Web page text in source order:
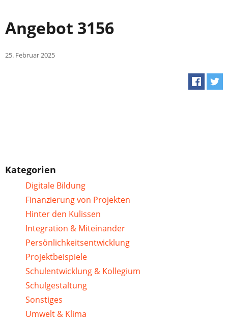
Angebot 3156
25. Februar 2025
Kategorien
Digitale Bildung
Finanzierung von Projekten
Hinter den Kulissen
Integration & Miteinander
Persönlichkeitsentwicklung
Projektbeispiele
Schulentwicklung & Kollegium
Schulgestaltung
Sonstiges
Umwelt & Klima